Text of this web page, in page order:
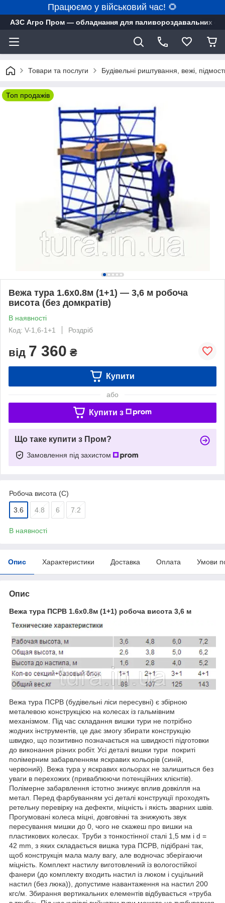
Працюємо у військовий час! 🌻
АЗС Агро Пром — обладнання для паливороздавальних
Товари та послуги Будівельні риштування, вежі,
Топ продажів
Вежа тура 1.6х0.8м (1+1) — 3,6 м робоча
висота (без домкратів)
В наявності
Код: V-1,6-1+1
Роздріб
від 7 360 ₴
Купити
або
Купити з
Що таке купити з Пром?
Замовлення під захистом
Робоча висота (С)
3.6 4.8 6 7.2
В наявності
Опис Характеристики Доставка Оплата Умови
Опис
Вежа тура ПСРВ 1.6х0.8м (1+1) робоча висота 3,6 м
Вежа тура ПСРВ (будівельні ліси пересувні) є збірною
металевою конструкцією на колесах із гальмівним
механізмом. Під час складання вишки тури не потрібно
жодних інструментів, це дає змогу збирати конструкцію
швидко, що позитивно позначається на швидкості підготовки
до виконання різних робіт. Усі деталі вишки тури покриті
полімерним забарвленням яскравих кольорів (синій,
червоний). Вежа тура у яскравих кольорах не залишиться без
уваги в перехожих (приваблюючи потенційних клієнтів).
Полімерне забарвлення істотно знижує вплив довкілля на
метал. Перед фарбуванням усі деталі конструкції проходять
ретельну перевірку на дефекти, міцність і якість зварних швів.
Прогумовані колеса міцні, довговічні та знижують звук
пересування мишки до 0, чого не скажеш про вишки на
пластикових колесах. Труби з тонкостінної сталі 1,5 мм і d =
42 mm, з яких складається вишка тура ПСРВ, підібрані так,
щоб конструкція мала малу вагу, але водночас зберігаючи
міцність. Комплект настилу виготовлений із вологостійкої
фанери (до комплекту входить настил із люком і суцільний
настил (без люка)), допустиме навантаження на настил 200
кгс/м. Збирання вертикальних елементів відбувається «труба